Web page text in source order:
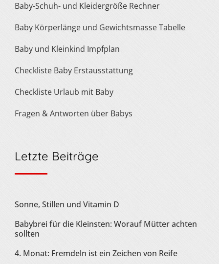
Baby-Schuh- und Kleidergröße Rechner
Baby Körperlänge und Gewichtsmasse Tabelle
Baby und Kleinkind Impfplan
Checkliste Baby Erstausstattung
Checkliste Urlaub mit Baby
Fragen & Antworten über Babys
Letzte Beiträge
Sonne, Stillen und Vitamin D
Babybrei für die Kleinsten: Worauf Mütter achten
sollten
4. Monat: Fremdeln ist ein Zeichen von Reife